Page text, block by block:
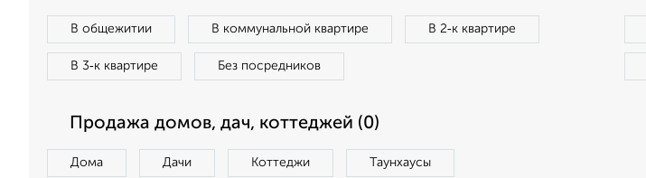
В общежитии В коммунальной квартире В 2‑к квартире
В 3‑к квартире Без посредников
Продажа домов, дач, коттеджей (0)
Дома Дачи Коттеджи Таунхаусы